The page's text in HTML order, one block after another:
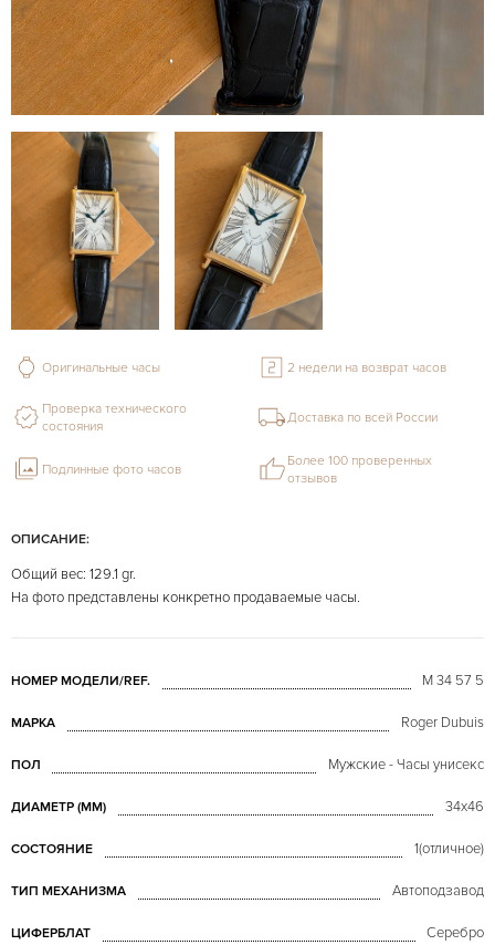
ОПИСАНИЕ:
Общий вес: 129.1 gr.
На фото представлены конкретно продаваемые часы.
НОМЕР МОДЕЛИ/REF. M 34 57 5
МАРКА Roger Dubuis
ПОЛ Мужские - Часы унисекс
ДИАМЕТР (MM) 34x46
СОСТОЯНИЕ 1(отличное)
ТИП МЕХАНИЗМА Автоподзавод
ЦИФЕРБЛАТ Серебро
Оригинальные часы 2 недели на возврат часов
Проверка технического
состояния
Доставка по всей России
Подлинные фото часов
Более 100 проверенных
отзывов